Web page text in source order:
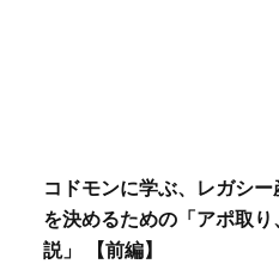
コドモンに学ぶ、レガシ
を決めるための「アポ取
説」 【前編】